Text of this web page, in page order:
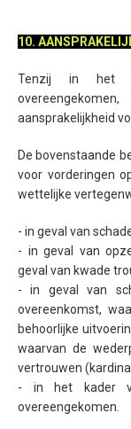
10.
Tenzij in het
aansprakelijkheid
De bovenstaande
voor vorderingen
wettelijke
- in geval van
- in geval van
geval van kwade
- in geval van
overeenkomst,
behoorlijke
waarvan de
vertrouwen
- in het kader
overeengekomen.